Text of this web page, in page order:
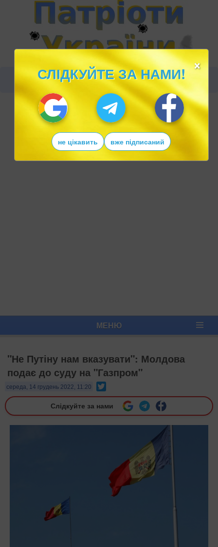
МЕНЮ
"Не Путіну нам вказувати": Молдова
подає до суду на "Газпром"
середа, 14 грудень 2022, 11:20
Слідкуйте за нами
×
СЛІДКУЙТЕ ЗА НАМИ!
не цікавить вже підписаний